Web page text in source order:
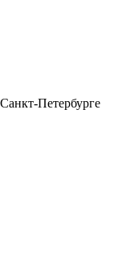
Петербурге